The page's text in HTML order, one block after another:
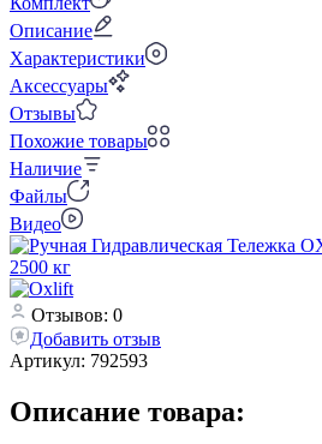
Описание
Характеристики
Аксессуары
Отзывы
Похожие товары
Наличие
Файлы
Видео
Отзывов: 0
Добавить отзыв
Артикул: 792593
Описание товара: